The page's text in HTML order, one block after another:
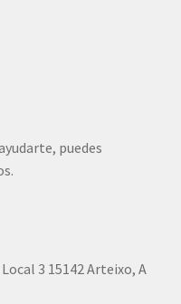
puedes
3 15142 Arteixo, A